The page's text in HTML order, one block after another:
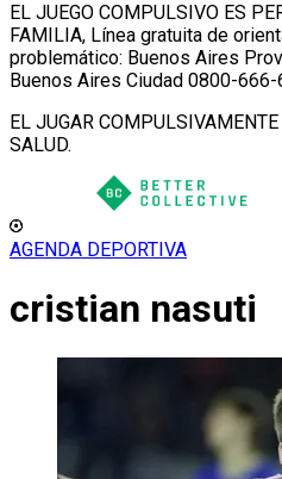
EL JUEGO COMPULSIVO ES
FAMILIA, Línea gratuita de
problemático: Buenos Aires
Buenos Aires Ciudad 0800-666-
EL JUGAR
SALUD.
AGENDA DEPORTIVA
cristian nasuti